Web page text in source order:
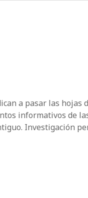
a pasar las hojas
informativos de
Investigación